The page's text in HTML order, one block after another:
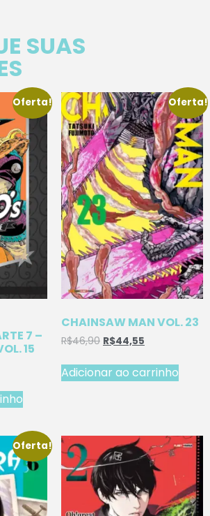
SUAS
Oferta!
7 –
15
Oferta!
CHAINSAW MAN VOL. 23
R$46,90 R$44,55
Adicionar ao carrinho
Oferta!